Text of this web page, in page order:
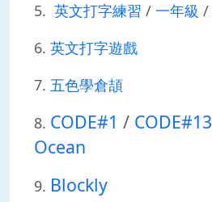
5. 英文打字練習 / 一年級 /
6. 英文打字遊戲
7. 五色學倉頡
8. CODE#1 / CODE#13
Ocean
9. Blockly